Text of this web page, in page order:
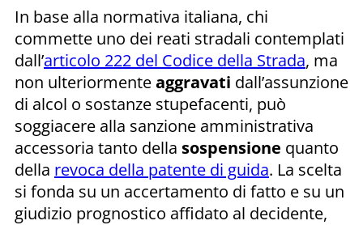
In base alla normativa italiana, chi
commette uno dei reati stradali contemplati
dall’articolo 222 del Codice della Strada, ma
non ulteriormenteaggravati dall’assunzione
di alcol o sostanze stupefacenti, può
soggiacere alla sanzione amministrativa
accessoria tanto della sospensione quanto
della revoca della patente di guida. La scelta
si fonda su un accertamento di fatto e su un
giudizio prognostico affidato al decidente,